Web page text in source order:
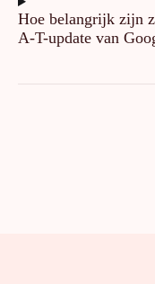
Hoe belangrijk zijn
A-T-update van